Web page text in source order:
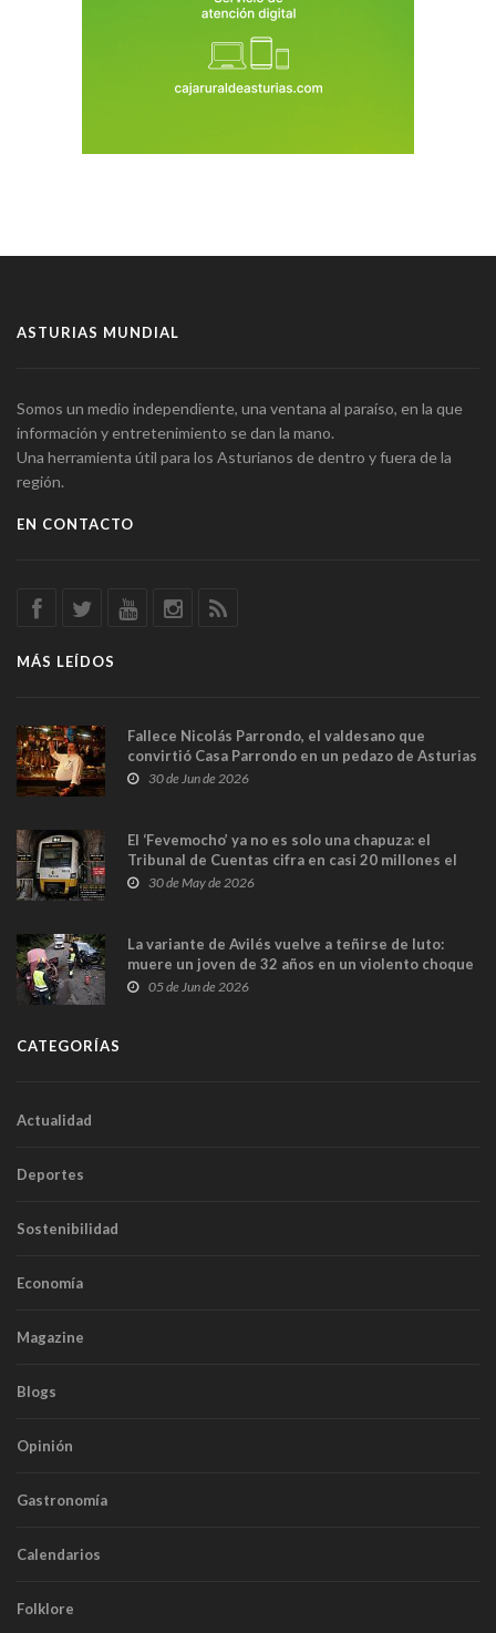
ASTURIAS MUNDIAL
Somos un medio independiente, una ventana al paraíso, en la que
información y entretenimiento se dan la mano.
Una herramienta útil para los Asturianos de dentro y fuera de la
región.
EN CONTACTO
MÁS LEÍDOS
Fallece Nicolás Parrondo, el valdesano que
convirtió Casa Parrondo en un pedazo de Asturias
en Madrid
30 de Jun de 2026
El ‘Fevemocho’ ya no es solo una chapuza: el
Tribunal de Cuentas cifra en casi 20 millones el
sobrecoste de los trenes que no cabían por los
30 de May de 2026
La variante de Avilés vuelve a teñirse de luto:
muere un joven de 32 años en un violento choque
frontal
05 de Jun de 2026
CATEGORÍAS
Actualidad
Deportes
Sostenibilidad
Economía
Magazine
Blogs
Opinión
Gastronomía
Calendarios
Folklore